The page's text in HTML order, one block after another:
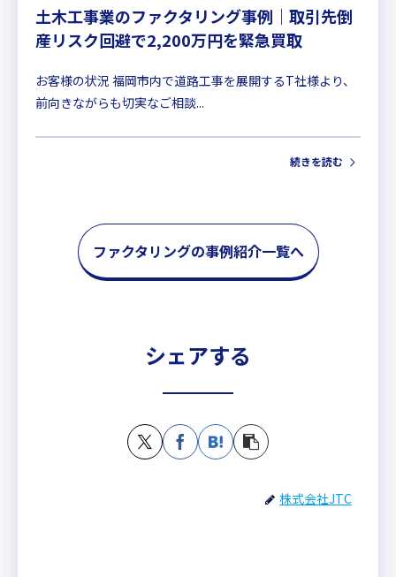
土木工事業のファクタリング事例｜取引先倒
産リスク回避で2,200万円を緊急買取
お客様の状況 福岡市内で道路工事を展開するT社様より、
前向きながらも切実なご相談...
続きを読む
ファクタリングの事例紹介一覧へ
シェアする
株式会社JTC